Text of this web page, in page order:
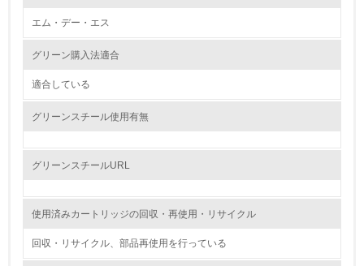
エム・デー・エス
グリーン購入法適合
適合している
グリーンスチール使用有無
グリーンスチールURL
使用済みカートリッジの回収・再使用・リサイクル
回収・リサイクル、部品再使用を行っている